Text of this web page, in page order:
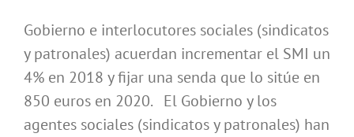
Gobierno e interlocutores sociales (sindicatos
y patronales) acuerdan incrementar el SMI un
4% en 2018 y fijar una senda que lo sitúe en
850 euros en 2020. El Gobierno y los
agentes sociales (sindicatos y patronales) han